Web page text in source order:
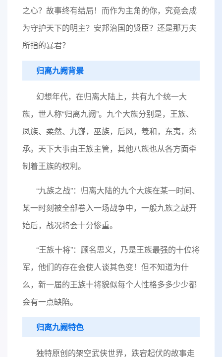
之心？故事终有结局！而作为主角的你，究竟会成
为守护天下的明主？安邦治国的贤臣？还是那万夫
所指的暴君？
归离九阙背景
幻想年代，在归离大陆上，共有九个统一大
族，世人称“归离九阙”。九个大族分别是，王族、
凤族、柔然、九嶷，巫族，后风，羲和，东夷，杰
承。天下大事由王族主管，其他八族也从各方面牵
制着王族的权利。
“九族之战”：归离大陆的九个大族在某一时间、
某一时刻被全部卷入一场战争中，一般九族之战开
始后，战况将会十分惨重。
“王族十将”：顾名思义，乃是王族最强的十位将
军，他们的存在会使人谈其色变！但不知道为什
么，新一届的王族十将貌似每个人性格多多少少都
会有一点缺陷。
归离九阙特色
独特原创的架空武侠世界，跌宕起伏的故事走